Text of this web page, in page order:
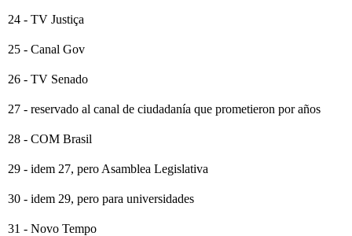
24 - TV Justiça
25 - Canal Gov
26 - TV Senado
27 - reservado al canal de ciudadanía que prometieron por años
28 - COM Brasil
29 - idem 27, pero Asamblea Legislativa
30 - idem 29, pero para universidades
31 - Novo Tempo